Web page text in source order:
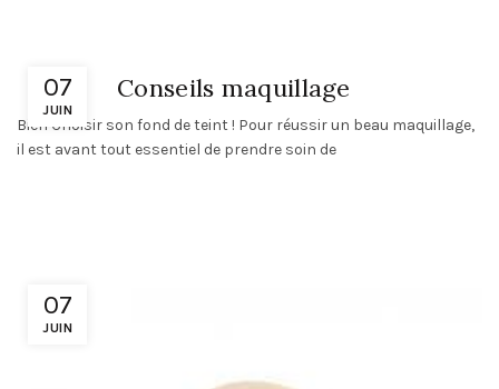
07
JUIN
Conseils maquillage
Bien Choisir son fond de teint ! Pour réussir un beau maquillage,
il est avant tout essentiel de prendre soin de
07
JUIN